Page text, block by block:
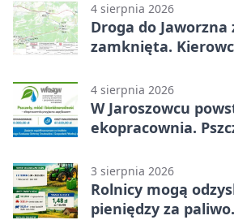
4 sierpnia 2026
Droga do Jaworzna
zamknięta.
4 sierpnia 2026
W Jaroszowcu
ekopracownia.
3 sierpnia 2026
Rolnicy mogą
pieniędzy za